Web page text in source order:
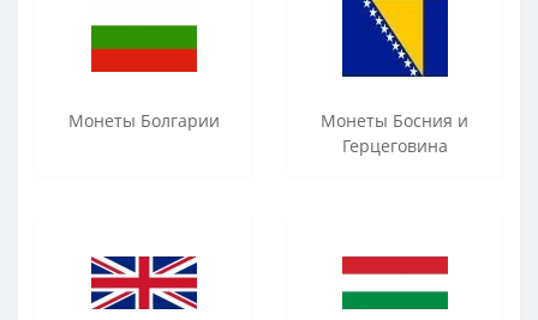
Монеты Болгарии
Монеты Босния и
Герцеговина